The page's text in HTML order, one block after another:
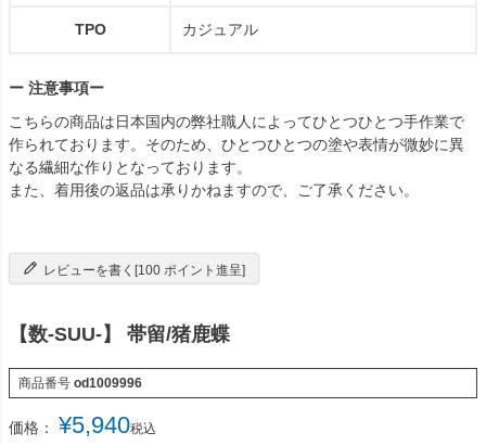
TPO カジュアル
ー 注意事項ー
こちらの商品は日本国内の弊社職人によってひとつひとつ手作業で
作られております。そのため、ひとつひとつの塗や表情が微妙に異
なる繊細な作りとなっております。
また、着用後の返品は承りかねますので、ご了承ください。
レビューを書く[100 ポイント進呈]
【数-SUU-】 帯留/猪鹿蝶
商品番号 od1009996
価格： ¥5,940税込